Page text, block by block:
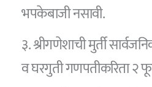
भपकेबाजी नसावी.
३. श्रीगणेशाची मुर्ती
व घरगुती गणपतीकरिता २